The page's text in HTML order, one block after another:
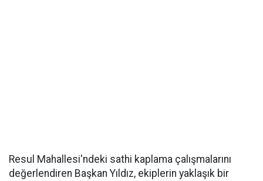
Resul Mahallesi'ndeki sathi kaplama çalışmalarını
değerlendiren Başkan Yıldız, ekiplerin yaklaşık bir